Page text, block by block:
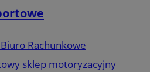
Rachunkowe
sklep motoryzacyjny